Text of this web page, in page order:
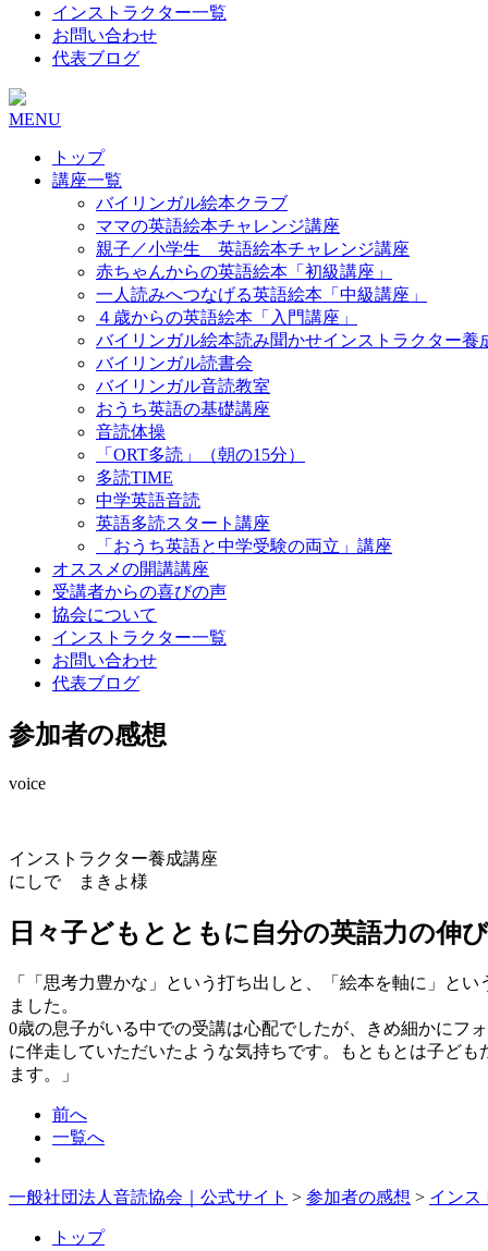
インストラクター一覧
お問い合わせ
代表ブログ
MENU
トップ
講座一覧
バイリンガル絵本クラブ
ママの英語絵本チャレンジ講座
親子／小学生 英語絵本チャレンジ講座
赤ちゃんからの英語絵本「初級講座」
一人読みへつなげる英語絵本「中級講座」
４歳からの英語絵本「入門講座」
バイリンガル絵本読み聞かせインストラクター養
バイリンガル読書会
バイリンガル音読教室
おうち英語の基礎講座
音読体操
「ORT多読」（朝の15分）
多読TIME
中学英語音読
英語多読スタート講座
「おうち英語と中学受験の両立」講座
オススメの開講講座
受講者からの喜びの声
協会について
インストラクター一覧
お問い合わせ
代表ブログ
参加者の感想
voice
インストラクター養成講座
にしで まきよ様
日々子どもとともに自分の英語力の伸
「「思考力豊かな」という打ち出しと、「絵本を軸に」と
ました。
0歳の息子がいる中での受講は心配でしたが、きめ細かにフ
に伴走していただいたような気持ちです。もともとは子ど
ます。」
前へ
一覧へ
一般社団法人音読協会｜公式サイト > 参加者の感想 > インス
トップ